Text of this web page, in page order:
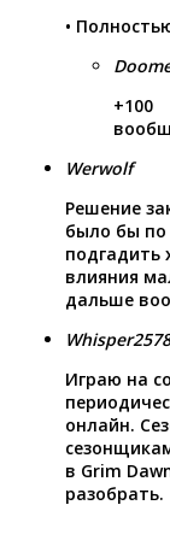
•
+100
Werwolf
Решение
было бы по
подгадить
влияния
дальше
Whisper2578
Играю на
онлайн.
в Grim
разобрать.